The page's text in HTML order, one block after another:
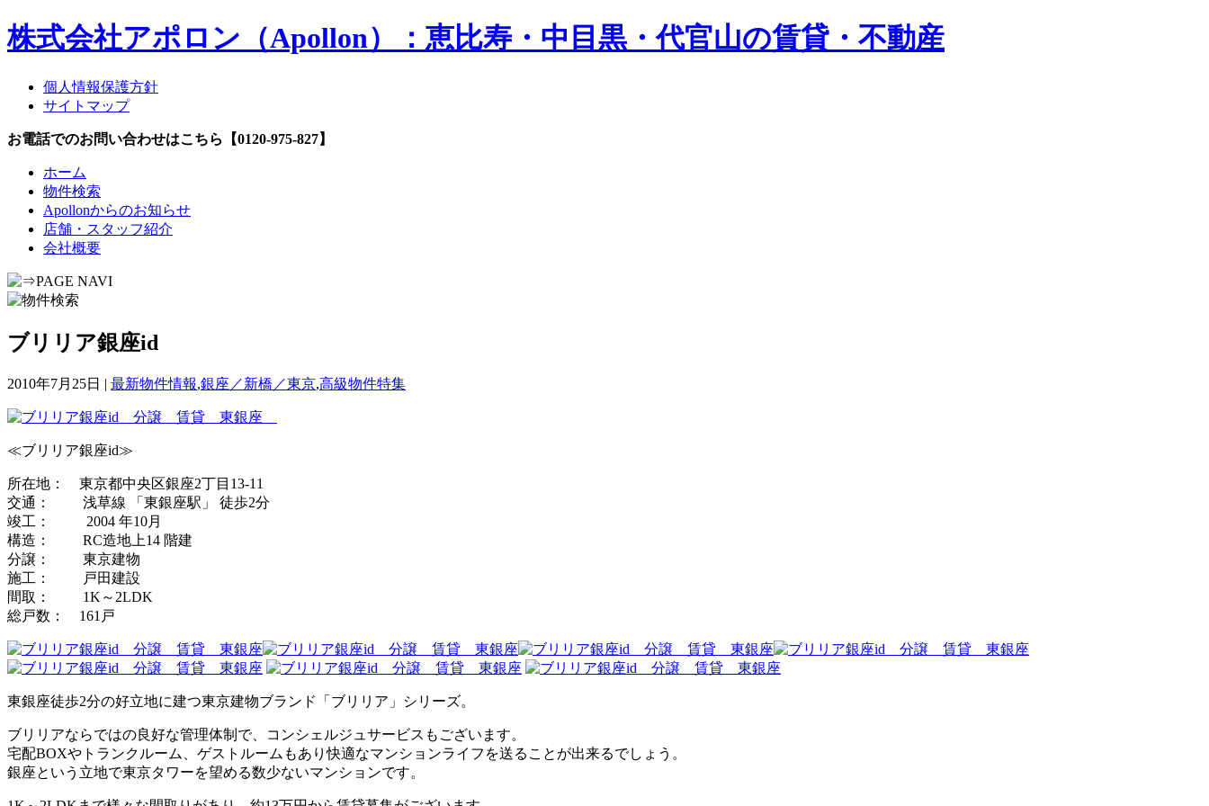
株式会社アポロン（Apollon）：恵比寿・中目黒・代官山の賃貸・不動産
個人情報保護方針
サイトマップ
お電話でのお問い合わせはこちら【0120-975-827】
ホーム
物件検索
Apollonからのお知らせ
店舗・スタッフ紹介
会社概要
ブリリア銀座id
2010年7月25日 | 最新物件情報,銀座／新橋／東京,高級物件特集
≪ブリリア銀座id≫
所在地： 東京都中央区銀座2丁目13-11
交通： 浅草線 「東銀座駅」 徒歩2分
竣工： 2004 年10月
構造： RC造地上14 階建
分譲： 東京建物
施工： 戸田建設
間取： 1K～2LDK
総戸数： 161戸
東銀座徒歩2分の好立地に建つ東京建物ブランド「ブリリア」シリーズ。
ブリリアならではの良好な管理体制で、コンシェルジュサービスもございます。
宅配BOXやトランクルーム、ゲストルームもあり快適なマンションライフを送ることが出来るでしょう。
銀座という立地で東京タワーを望める数少ないマンションです。